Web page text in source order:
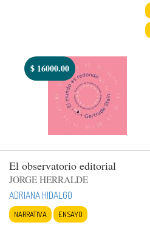
$ 16000.00
El observatorio editorial
JORGE HERRALDE
ADRIANA HIDALGO
NARRATIVA ENSAYO